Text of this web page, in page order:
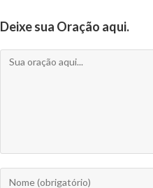
Deixe sua Oração aqui.